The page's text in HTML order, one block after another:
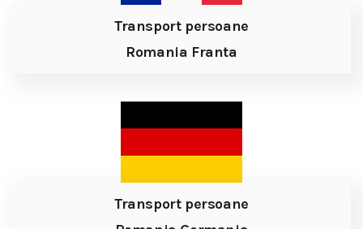
Transport persoane
Romania Franta
Transport persoane